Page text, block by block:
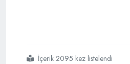
#kiliseye
#çevrilen
#türk
#eserleri
#kitabının
#tanıtımı
#yapıldıİçerik 2095 kez listelendi